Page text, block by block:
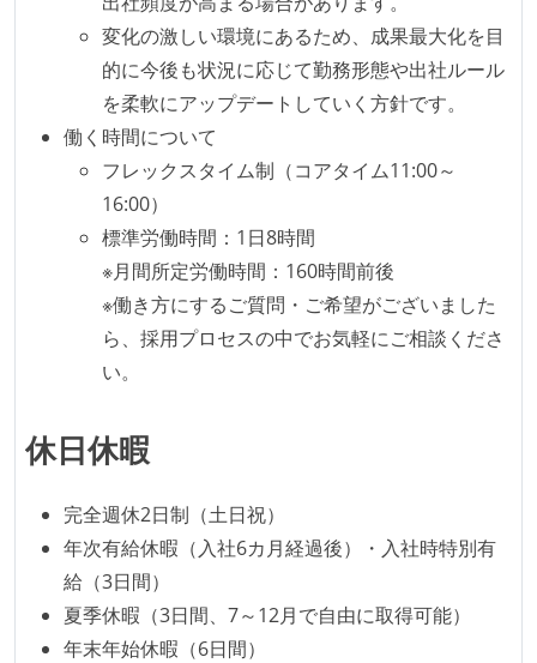
1ヶ月以下の短い期間でのイテレーション開発を実践
している
デイリーでスタンドアップミーティング、またはそれ
に準じるチーム内の打ち合わせを行っている
イテレーションの最後などに、定期的にチームでふり
かえりミーティングを行っている
タスク見積もりの単位には絶対量（人日など）ではな
く相対ポイントを用い、極力複数人の意見を調整する
形で行っている
継続的なデプロイ（デリバリー）を行っている
ワークフローの整備
各メンバーが実装したコードのマージは Pull Request
自動（＝システム化され、1コマンドで実行できる）
ビルド、自動デプロイ環境が整備されている
コードによるインフラ構成管理（Infrastructure as
Code）の環境が整備されている
変化の激しい環境にあるため、成果最大化を目
的に今後も状況に応じて勤務形態や出社ルール
を柔軟にアップデートしていく方針です。
働く時間について
フレックスタイム制（コアタイム11:00～
16:00）
標準労働時間：1日8時間
※月間所定労働時間：160時間前後
※働き方にするご質問・ご希望がございました
ら、採用プロセスの中でお気軽にご相談くださ
い。
休日休暇
完全週休2日制（土日祝）
年次有給休暇（入社6カ月経過後）・入社時特別有
給（3日間）
夏季休暇（3日間、7～12月で自由に取得可能）
年末年始休暇（6日間）